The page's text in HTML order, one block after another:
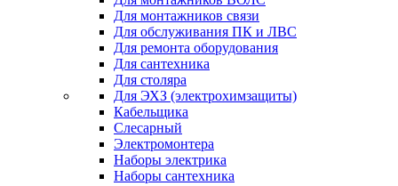
Для монтажников связи
Для обслуживания ПК и ЛВС
Для ремонта оборудования
Для сантехника
Для столяра
Для ЭХЗ (электрохимзащиты)
Кабельщика
Слесарный
Электромонтера
Наборы электрика
Наборы сантехника